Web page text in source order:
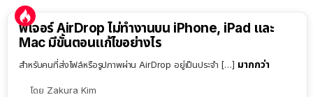
ฟีเจอร์ AirDrop ไม่ทำงานบน iPhone, iPad และ
Mac มีขั้นตอนแก้ไขอย่างไร
สำหรับคนที่ส่งไฟล์หรือรูปภาพผ่าน AirDrop อยู่เป็นประจำ […] มากกว่า
โดย Zakura Kim